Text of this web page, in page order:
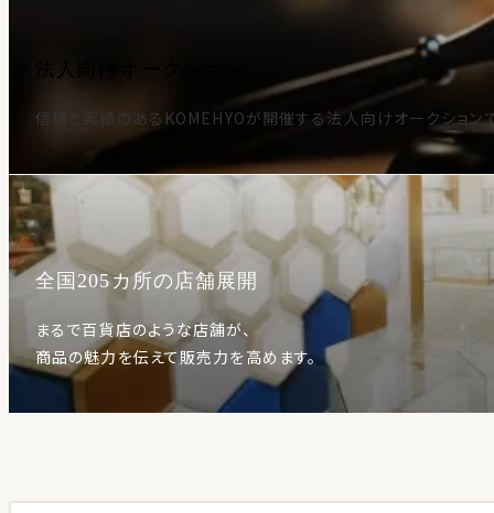
法人向けオークション
信頼と実績のあるKOMEHYOが開催する法人向けオークション
全国205カ所の店舗展開
まるで百貨店のような店舗が、
商品の魅力を伝えて販売力を高めます。